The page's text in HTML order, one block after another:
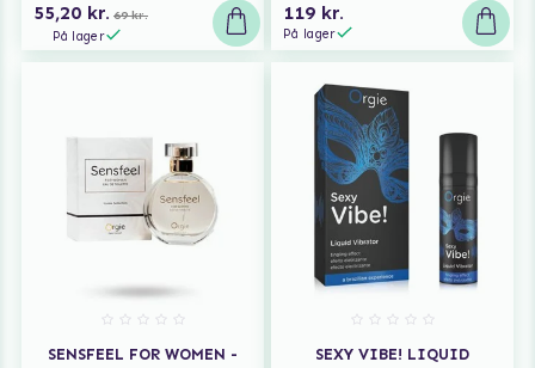
55,20 kr. 69 kr.
På lager
119 kr.
På lager
SENSFEEL FOR WOMEN -
SEXY VIBE! LIQUID